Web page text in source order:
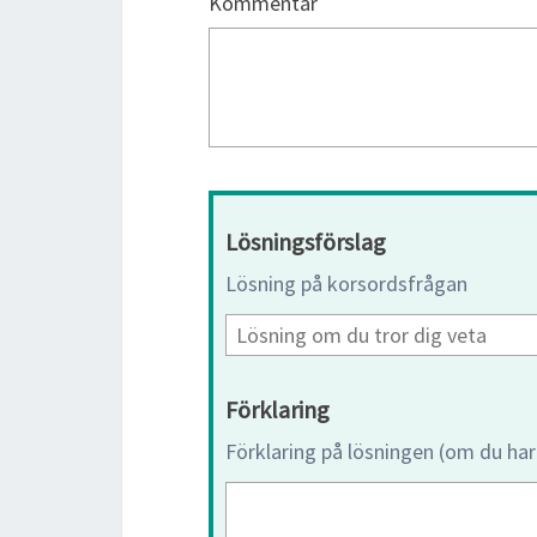
Lösningsförslag
Lösning på korsordsfrågan
Förklaring
Förklaring på lösningen (om du